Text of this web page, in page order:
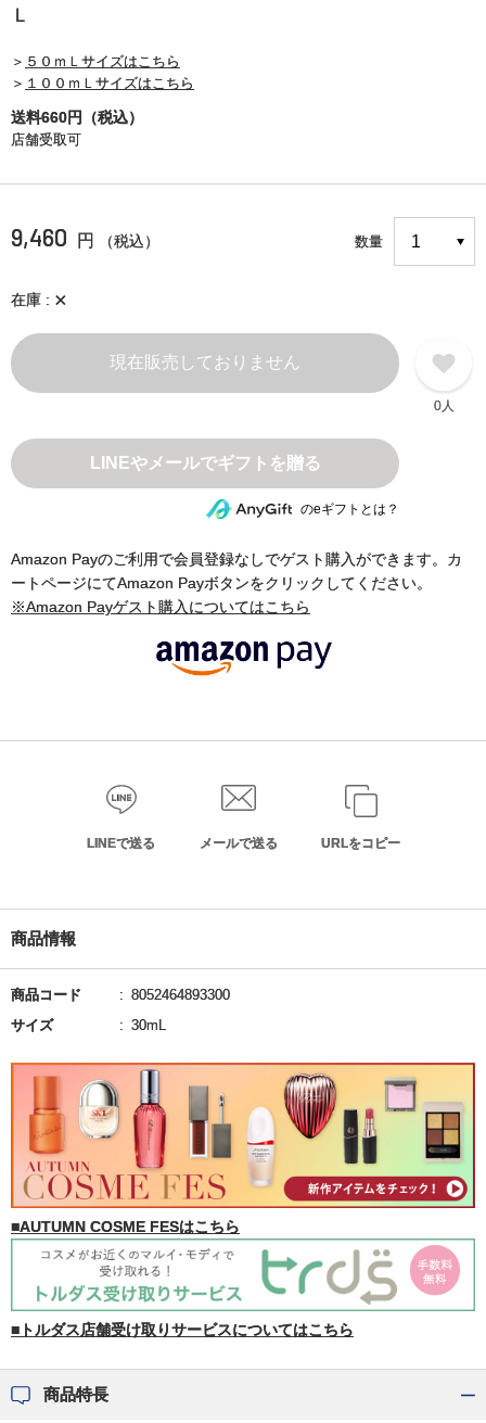
Ｌ
＞ ５０ｍＬサイズはこちら
＞ １００ｍＬサイズはこちら
送料660円（税込）
店舗受取可
9,460 円 （税込） 数量
在庫 ×
現在販売しておりません
0人
のeギフトとは？
Amazon Payのご利用で会員登録なしでゲスト購入ができます。カ
ートページにてAmazon Payボタンをクリックしてください。
※Amazon Payゲスト購入についてはこちら
LINEで送る メールで送る URLをコピー
商品情報
商品コード
8052464893300
サイズ
30mL
■AUTUMN COSME FESはこちら
■トルダス店舗受け取りサービスについてはこちら
商品特長